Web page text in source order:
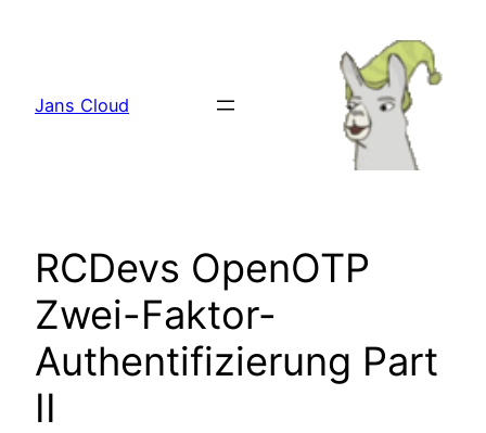
Jans Cloud
RCDevs OpenOTP
Zwei-Faktor-
Authentifizierung Part
II